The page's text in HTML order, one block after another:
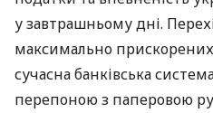
у завтрашньому дні.
максимально
сучасна банківська
перепоною з паперовою